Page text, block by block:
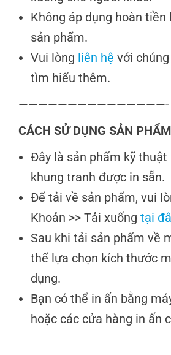
Không áp dụng hoàn tiền
sản phẩm.
Vui lòng liên hệ với
tìm hiểu thêm.
———————————————-
CÁCH SỬ DỤNG SẢN PHẨM
Đây là sản phẩm kỹ thuật
khung tranh được in sẵn.
Để tải về sản phẩm, vui
Khoản >> Tải xuống tại
Sau khi tải sản phẩm về
thể lựa chọn kích thước
dụng.
Bạn có thể in ấn bằng
hoặc các cửa hàng in ấn